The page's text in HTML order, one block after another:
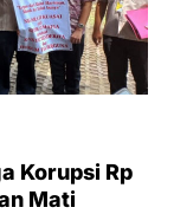
Korupsi Rp
Mati